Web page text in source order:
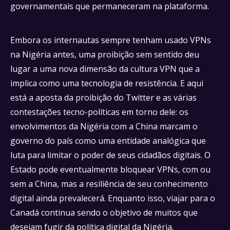
governamentais que permaneceram na plataforma.
Embora os internautas sempre tenham usado VPNs
na Nigéria antes, uma proibição sem sentido deu
lugar a uma nova dimensão da cultura VPN que a
implica como uma tecnologia de resistência. E aqui
está a aposta da proibição do Twitter e as várias
contestações tecno-políticas em torno dele: os
envolvimentos da Nigéria com a China marcam o
governo do país como uma entidade analógica que
luta para limitar o poder de seus cidadãos digitais. O
Estado pode eventualmente bloquear VPNs, com ou
sem a China, mas a resiliência de seu conhecimento
digital ainda prevalecerá. Enquanto isso, viajar para o
Canadá continua sendo o objetivo de muitos que
desejam fugir da política digital da Nigéria.